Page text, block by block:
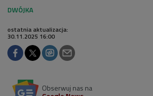
ostatnia aktualizacja:
30.11.2025 16:00
Obserwuj nas na